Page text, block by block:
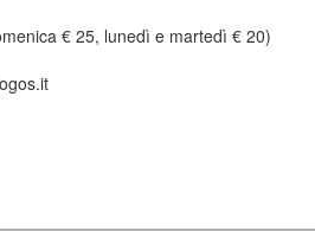
€ 25, lunedì e martedì € 20)